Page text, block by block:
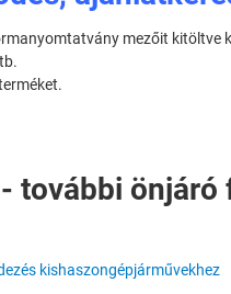
mezőit kitöltve
további önjáró
kishaszongépjárművekhez